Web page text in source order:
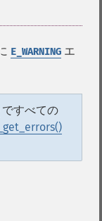
E_WARNING エ
ですべての